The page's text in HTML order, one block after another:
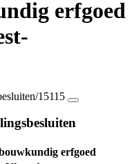
erfgoed
15115
erfgoed